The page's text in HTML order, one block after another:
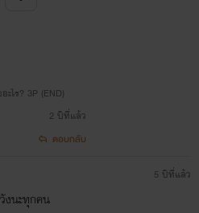
ะไร? 3P (END)
2 ปีที่แล้ว
ตอบกลับ
งนะทุกคน
5 ปีที่แล้ว